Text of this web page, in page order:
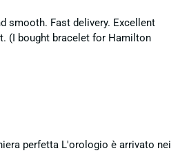
smooth. Fast delivery. Excellent
(I bought bracelet for Hamilton
perfetta L'orologio è arrivato nei